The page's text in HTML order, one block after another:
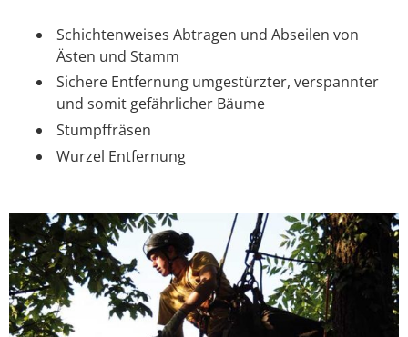
Schichtenweises Abtragen und Abseilen von
Ästen und Stamm
Sichere Entfernung umgestürzter, verspannter
und somit gefährlicher Bäume
Stumpffräsen
Wurzel Entfernung